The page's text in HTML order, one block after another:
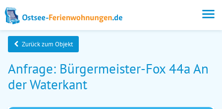
Zurück zum Objekt
Anfrage: Bürgermeister-Fox 44a An
der Waterkant